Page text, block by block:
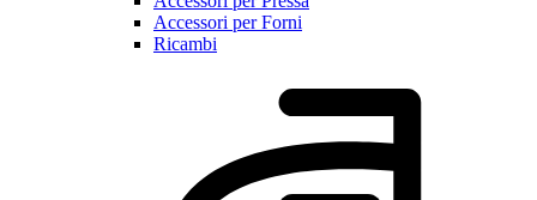
Accessori per Forni
Ricambi